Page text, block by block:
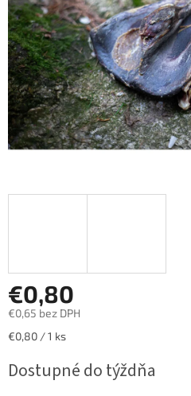
€0,80
€0,65 bez DPH
Jednotková
€0,80 / 1 ks
Dostupné do týždňa